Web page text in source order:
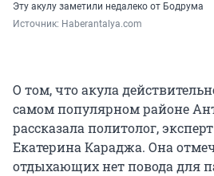
Эту акулу заметили недалеко от Бодрума
Источник: Haberantalya.com
О том, что акула
самом популярном районе
рассказала политолог,
Екатерина Караджа. Она
отдыхающих нет повода для